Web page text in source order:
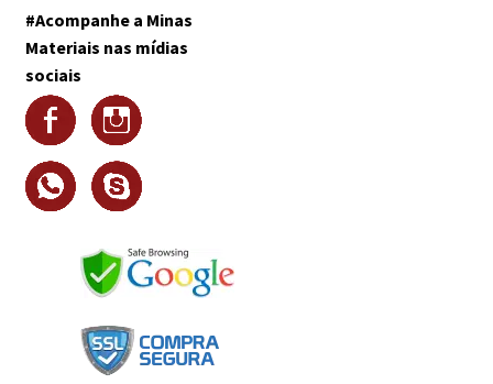
#Acompanhe a Minas
Materiais nas mídias
sociais